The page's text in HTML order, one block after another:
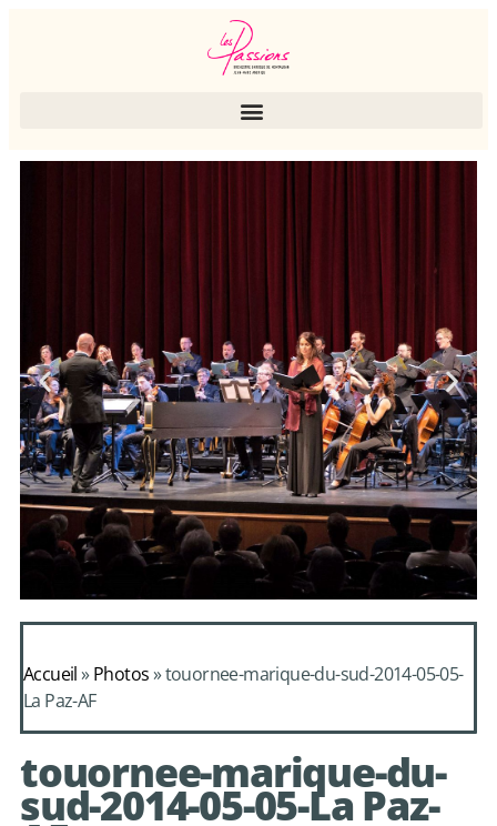
Alcimadure de
Mondonville
avec le choeur de
chambre Les Eléments
Accueil»Photos»touornee-marique-du-sud-2014-05-05-
La Paz-AF
touornee-marique-du-
sud-2014-05-05-La Paz-